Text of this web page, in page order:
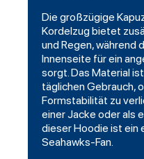
Die großzügige
Kordelzug bietet
und Regen, während
Innenseite für ein
sorgt. Das Material
täglichen Gebrauch,
Formstabilität zu
einer Jacke oder als
dieser Hoodie ist ein
Seahawks-Fan.